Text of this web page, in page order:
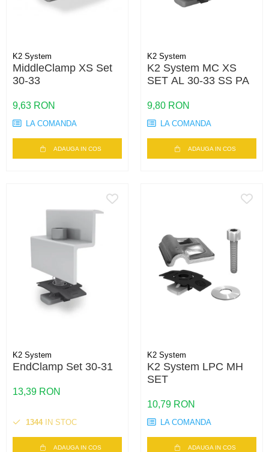
K2 System
MiddleClamp XS Set
30-33
9,63 RON
LA COMANDA
ADAUGA IN COS
K2 System
K2 System MC XS
SET AL 30-33 SS PA
9,80 RON
LA COMANDA
ADAUGA IN COS
K2 System
EndClamp Set 30-31
13,39 RON
1344IN STOC
ADAUGA IN COS
K2 System
K2 System LPC MH
SET
10,79 RON
LA COMANDA
ADAUGA IN COS